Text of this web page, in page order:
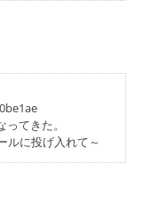
てきた。
ルに投げ入れて～